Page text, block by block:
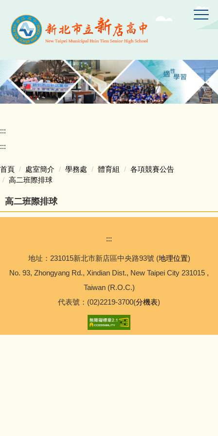
主
容
區
:::
:::
首頁 處室簡介 學務處 體育組
各項競賽公告
高二班際排球
高二班際排球
:::
地址：231015新北市新店區中央路93號 (地理位置)
No. 93, Zhongyang Rd., Xindian Dist., New Taipei City 231015 ,
Taiwan (R.O.C.)
代表號：(02)2219-3700(分機表)